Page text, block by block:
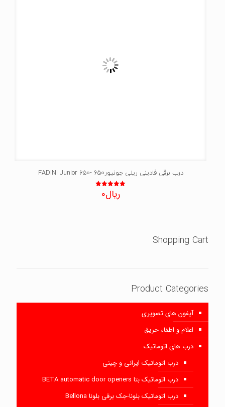
درب برقی فادینی ریلی جونیور650 -FADINI Junior 650
نمره
5.00
ریال0
Shopping Cart
Product Categories
آیفون های تصویری
اعلام و اطفاء حریق
درب های اتوماتیک
درب اتوماتیک ایرانی و چینی
درب اتوماتیک بتا BETA automatic door openers
درب اتوماتیک بلونا-جک برقی بلونا Bellona